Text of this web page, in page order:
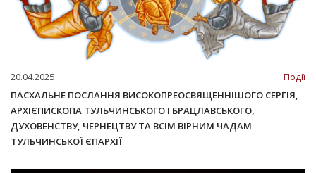
20.04.2025
Події
ПАСХАЛЬНЕ ПОСЛАННЯ ВИСОКОПРЕОСВЯЩЕННІШОГО СЕРГІЯ,
АРХІЄПИСКОПА ТУЛЬЧИНСЬКОГО І БРАЦЛАВСЬКОГО,
ДУХОВЕНСТВУ, ЧЕРНЕЦТВУ ТА ВСІМ ВІРНИМ ЧАДАМ
ТУЛЬЧИНСЬКОЇ ЄПАРХІЇ